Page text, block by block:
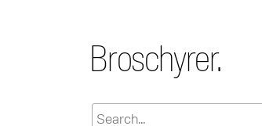
Broschyrer.